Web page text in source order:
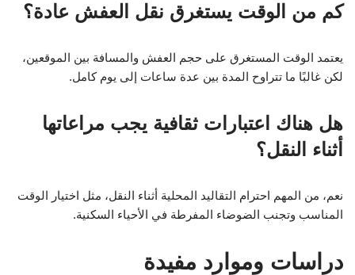
كم من الوقت يستغرق نقل العفش عادة؟
يعتمد الوقت المستغرق على حجم العفش والمسافة بين الموقعين،
لكن غالبًا ما تتراوح المدة بين عدة ساعات إلى يوم كامل.
هل هناك اعتبارات ثقافية يجب مراعاتها
أثناء النقل؟
نعم، من المهم احترام التقاليد المحلية أثناء النقل، مثل اختيار الوقت
المناسب وتجنب الضوضاء المفرطة في الأحياء السكنية.
دراسات وموارد مفيدة